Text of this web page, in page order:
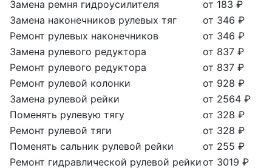
Замена ремня гидроусилителя
от 183 ₽
Замена наконечников рулевых тяг
от 346 ₽
Ремонт рулевых наконечников
от 346 ₽
Замена рулевого редуктора
от 837 ₽
Ремонт рулевого редуктора
от 837 ₽
Ремонт рулевой колонки
от 928 ₽
Замена рулевой рейки
от 2564 ₽
Поменять рулевую тягу
от 328 ₽
Ремонт рулевой тяги
от 328 ₽
Поменять сальник рулевой рейки
от 255 ₽
Ремонт гидравлической рулевой рейкиот 3019 ₽